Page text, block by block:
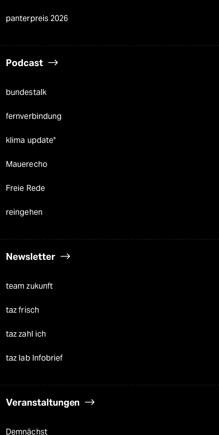
panterpreis 2026
Podcast
bundestalk
fernverbindung
klima update°
Mauerecho
Freie Rede
reingehen
Newsletter
team zukunft
taz frisch
taz zahl ich
taz lab Infobrief
Veranstaltungen
Demnächst